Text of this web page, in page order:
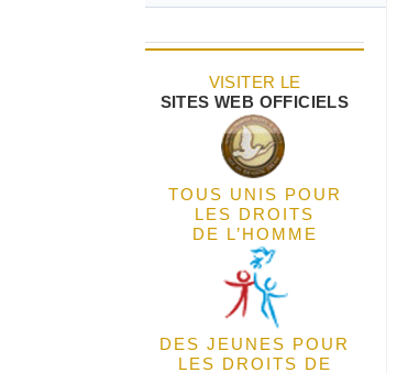
VISITER LE
SITES WEB OFFICIELS
TOUS UNIS POUR
LES DROITS
DE L’HOMME
DES JEUNES POUR
LES DROITS DE